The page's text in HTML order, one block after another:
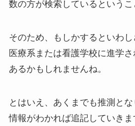
数の方が検索しているというこ
そのため、もしかするといわ
医療系または看護学校に進学
あるかもしれませんね。
とはいえ、あくまでも推測と
情報がわかれば追記していきま